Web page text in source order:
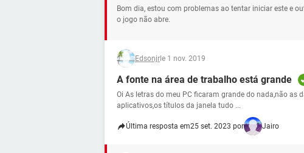
Bom dia, estou com problemas ao tentar iniciar este e
o jogo não abre.
Edsonjr le 1 nov. 2019
A fonte na área de trabalho está grande
Oi As letras do meu PC ficaram grande do nada,não as
aplicativos,os títulos da janela tudo ...
Última resposta em25 set. 2023 por Jairo